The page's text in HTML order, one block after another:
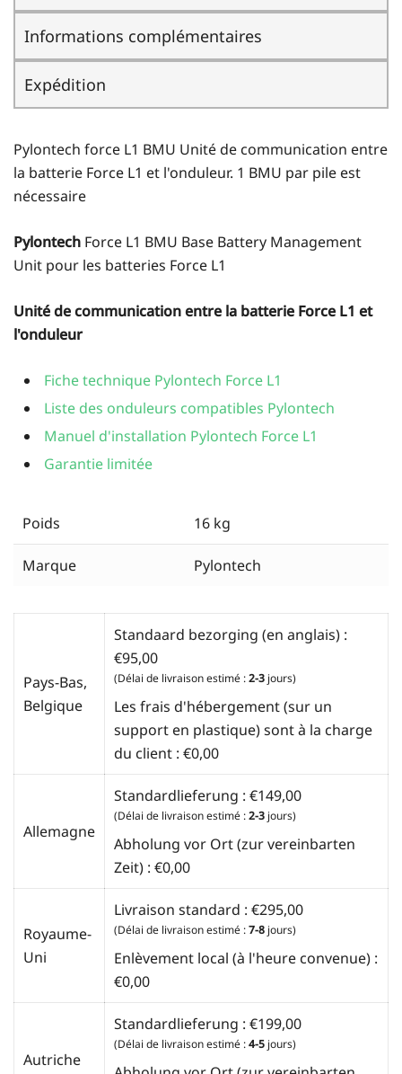
Informations complémentaires
Expédition
Pylontech force L1 BMU Unité de communication entre
la batterie Force L1 et l'onduleur. 1 BMU par pile est
nécessaire
Pylontech Force L1 BMU Base Battery Management
Unit pour les batteries Force L1
Unité de communication entre la batterie Force L1 et
l'onduleur
Fiche technique Pylontech Force L1
Liste des onduleurs compatibles Pylontech
Manuel d'installation Pylontech Force L1
Garantie limitée
Poids 16 kg
Marque Pylontech
Pays-Bas,
Belgique
Standaard bezorging (en anglais) :
€95,00
(Délai de livraison estimé :2-3 jours)
Les frais d'hébergement (sur un
support en plastique) sont à la charge
du client : €0,00
Allemagne
Standardlieferung : €149,00
(Délai de livraison estimé :2-3 jours)
Abholung vor Ort (zur vereinbarten
Zeit) : €0,00
Royaume-
Uni
Livraison standard : €295,00
(Délai de livraison estimé :7-8 jours)
Enlèvement local (à l'heure convenue) :
€0,00
Autriche
Standardlieferung : €199,00
(Délai de livraison estimé :4-5 jours)